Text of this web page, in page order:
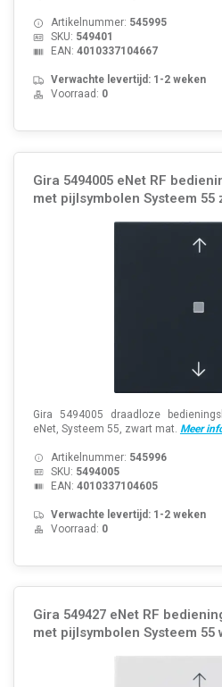
Artikelnummer: 545995
SKU: 549401
EAN: 4010337104667
Verwachte levertijd: 1-2 weken
Voorraad: 0
Gira 5494005 eNet RF
met pijlsymbolen Systeem 55
Gira 5494005 draadloze
eNet, Systeem 55, zwart mat. Meer
Artikelnummer: 545996
SKU: 5494005
EAN: 4010337104605
Verwachte levertijd: 1-2 weken
Voorraad: 0
Gira 549427 eNet RF
met pijlsymbolen Systeem 55